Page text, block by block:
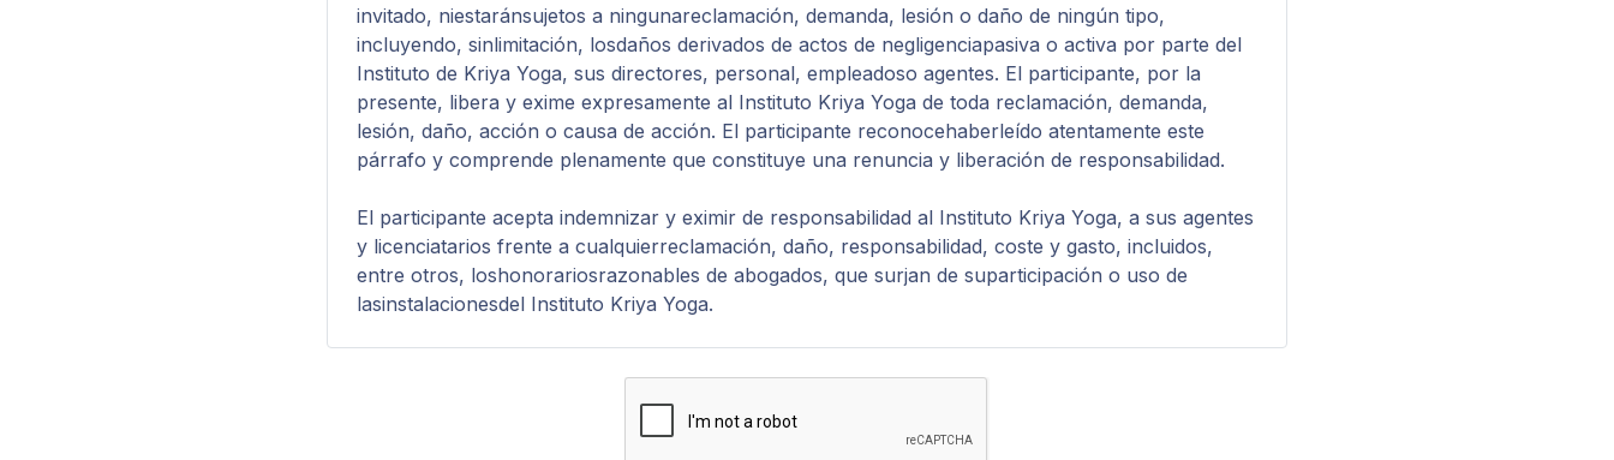
invitado, niestaránsujetos a ningunareclamación, demanda, lesión o daño de ningún tipo,
incluyendo, sinlimitación, losdaños derivados de actos de negligenciapasiva o activa por parte del
Instituto de Kriya Yoga, sus directores, personal, empleadoso agentes. El participante, por la
presente, libera y exime expresamente al Instituto Kriya Yoga de toda reclamación, demanda,
lesión, daño, acción o causa de acción. El participante reconocehaberleído atentamente este
párrafo y comprende plenamente que constituye una renuncia y liberación de responsabilidad.
El participante acepta indemnizar y eximir de responsabilidad al Instituto Kriya Yoga, a sus agentes
y licenciatarios frente a cualquierreclamación, daño, responsabilidad, coste y gasto, incluidos,
entre otros, loshonorariosrazonables de abogados, que surjan de suparticipación o uso de
lasinstalacionesdel Instituto Kriya Yoga.